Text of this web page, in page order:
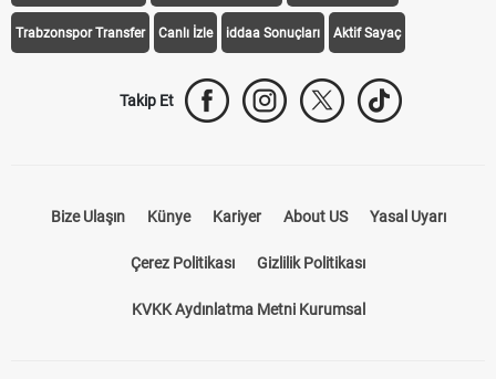
Trabzonspor Transfer Canlı İzle iddaa Sonuçları Aktif Sayaç
Takip Et
Bize Ulaşın Künye Kariyer About US Yasal Uyarı
Çerez Politikası Gizlilik Politikası
KVKK Aydınlatma Metni Kurumsal